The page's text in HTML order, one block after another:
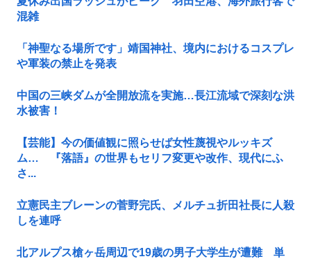
混雑
「神聖なる場所です」靖国神社、境内におけるコスプレ
や軍装の禁止を発表
中国の三峡ダムが全開放流を実施…長江流域で深刻な洪
水被害！
【芸能】今の価値観に照らせば女性蔑視やルッキズ
ム… 『落語』の世界もセリフ変更や改作、現代にふ
さ...
立憲民主ブレーンの菅野完氏、メルチュ折田社長に人殺
しを連呼
北アルプス槍ヶ岳周辺で19歳の男子大学生が遭難 単